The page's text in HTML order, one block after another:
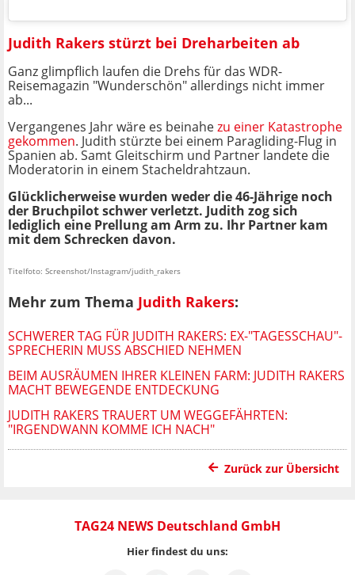
Judith Rakers stürzt bei Dreharbeiten ab
Ganz glimpflich laufen die Drehs für das WDR-
Reisemagazin "Wunderschön" allerdings nicht immer
ab...
Vergangenes Jahr wäre es beinahezu einer Katastrophe
gekommen. Judith stürzte bei einem Paragliding-Flug in
Spanien ab. Samt Gleitschirm und Partner landete die
Moderatorin in einem Stacheldrahtzaun.
Glücklicherweise wurden weder die 46-Jährige noch
der Bruchpilot schwer verletzt. Judith zog sich
lediglich eine Prellung am Arm zu. Ihr Partner kam
mit dem Schrecken davon.
Titelfoto: Screenshot/Instagram/judith_rakers
Mehr zum Thema Judith Rakers:
SCHWERER TAG FÜR JUDITH RAKERS: EX-"TAGESSCHAU"-
SPRECHERIN MUSS ABSCHIED NEHMEN
BEIM AUSRÄUMEN IHRER KLEINEN FARM: JUDITH RAKERS
MACHT BEWEGENDE ENTDECKUNG
JUDITH RAKERS TRAUERT UM WEGGEFÄHRTEN:
"IRGENDWANN KOMME ICH NACH"
Zurück zur Übersicht
TAG24 NEWS Deutschland GmbH
Hier findest du uns: